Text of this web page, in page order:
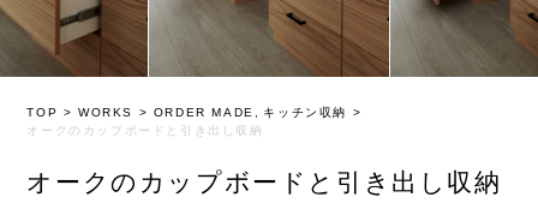
TOP >WORKS > ORDER MADE キッチン 収納
>
オークのカップボードと引き出し収納
オークのカップボードと引き出し収納